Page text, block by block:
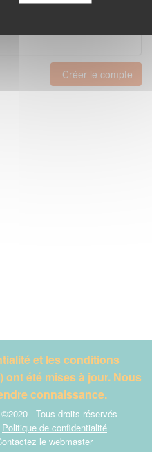
ou Interne auprès
des pharmaciens au
Créer le compte
et les conditions
été mises à jour. Nous
connaissance.
- Tous droits réservés
Politique de confidentialité
le webmaster